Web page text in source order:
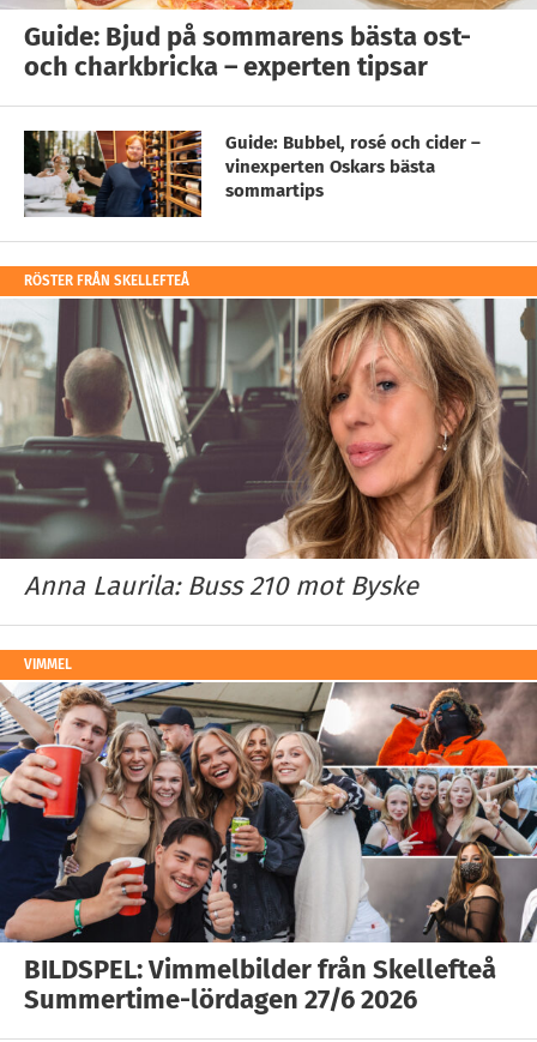
Guide: Bjud på sommarens bästa ost-
och charkbricka – experten tipsar
Guide: Bubbel, rosé och cider –
vinexperten Oskars bästa
sommartips
RÖSTER FRÅN SKELLEFTEÅ
Anna Laurila: Buss 210 mot Byske
VIMMEL
BILDSPEL: Vimmelbilder från Skellefteå
Summertime-lördagen 27/6 2026